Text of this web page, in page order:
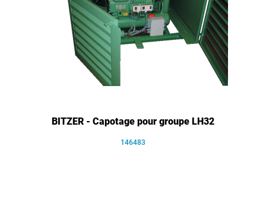
BITZER - Capotage pour groupe LH32
146483